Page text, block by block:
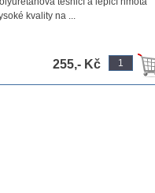
kvality na ...
255,- Kč